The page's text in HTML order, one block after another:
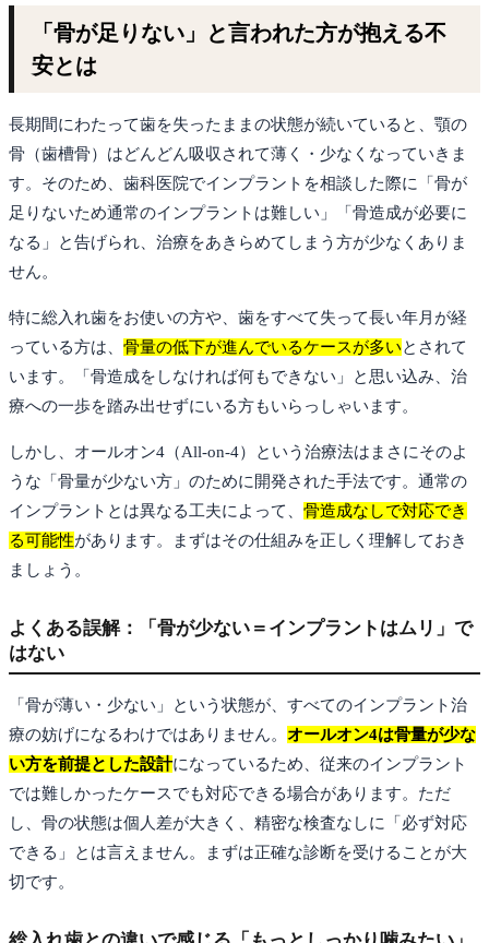
「骨が足りない」と言われた方が抱える不
安とは
長期間にわたって歯を失ったままの状態が続いていると、顎の
骨（歯槽骨）はどんどん吸収されて薄く・少なくなっていきま
す。そのため、歯科医院でインプラントを相談した際に「骨が
足りないため通常のインプラントは難しい」「骨造成が必要に
なる」と告げられ、治療をあきらめてしまう方が少なくありま
せん。
特に総入れ歯をお使いの方や、歯をすべて失って長い年月が経
っている方は、 骨量の低下が進んでいるケースが多いとされて
います。「骨造成をしなければ何もできない」と思い込み、治
療への一歩を踏み出せずにいる方もいらっしゃいます。
しかし、オールオン4（All-on-4）という治療法はまさにそのよ
うな「骨量が少ない方」のために開発された手法です。通常の
インプラントとは異なる工夫によって、 骨造成なしで対応でき
る可能性があります。まずはその仕組みを正しく理解しておき
ましょう。
よくある誤解：「骨が少ない＝インプラントはムリ」で
はない
「骨が薄い・少ない」という状態が、すべてのインプラント治
療の妨げになるわけではありません。 オールオン4は骨量が少な
い方を前提とした設計になっているため、従来のインプラント
では難しかったケースでも対応できる場合があります。ただ
し、骨の状態は個人差が大きく、精密な検査なしに「必ず対応
できる」とは言えません。まずは正確な診断を受けることが大
切です。